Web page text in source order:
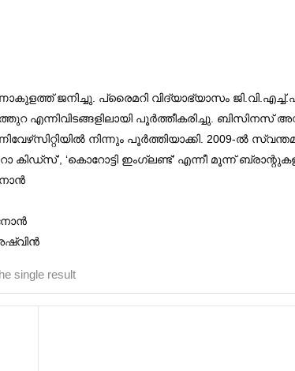
ജനിച്ചു. പ്രൈമറി വിദ്യാഭ്യാസം
എന്നിവിടങ്ങളിലായി പൂര്‍ത്തീകരിച്ചു. ബിസിനസ്
നിന്നും പൂര്‍ത്തിയാക്കി. 2009-ല്‍
കിഡ്‌സ്’, ‘കൊറോട്ടി ഇംഗ്ലണ്ട്’ എന്നീ മൂന്ന്
single result